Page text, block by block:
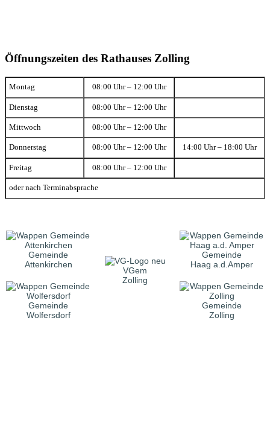
Öffnungszeiten des Rathauses Zolling
Montag 08:00 Uhr – 12:00 Uhr
Dienstag 08:00 Uhr – 12:00 Uhr
Mittwoch 08:00 Uhr – 12:00 Uhr
Donnerstag 08:00 Uhr – 12:00 Uhr 14:00 Uhr – 18:00 Uhr
Freitag 08:00 Uhr – 12:00 Uhr
oder nach Terminabsprache
Gemeinde
Attenkirchen
VGem
Zolling
Gemeinde
Haag a.d.Amper
Gemeinde
Wolfersdorf
Gemeinde
Zolling